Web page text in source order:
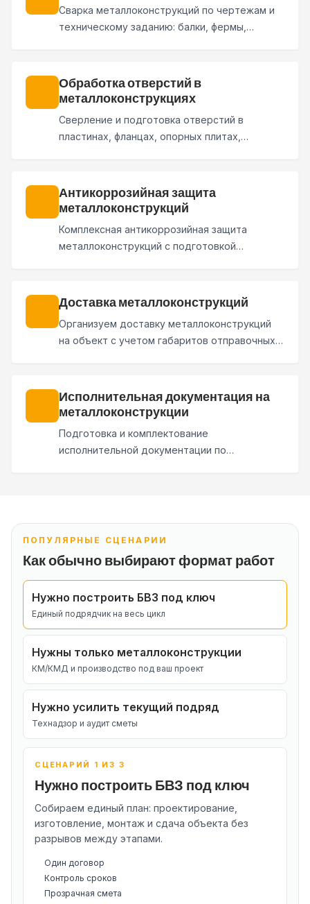
Сварка металлоконструкций по чертежам и
техническому заданию: балки, фермы,
выполняются как отдельный этап или в
составе полного производственного цикла.
Обработка отверстий в
металлоконструкциях
Сверление и подготовка отверстий в
пластинах, фланцах, опорных плитах,
Антикоррозийная защита
металлоконструкций
Комплексная антикоррозийная защита
металлоконструкций с подготовкой
подбирается под условия эксплуатации и
требования проекта.
Доставка металлоконструкций
Организуем доставку металлоконструкций
на объект с учетом габаритов отправочных
Исполнительная документация на
металлоконструкции
Подготовка и комплектование
исполнительной документации по
ПОПУЛЯРНЫЕ СЦЕНАРИИ
Как обычно выбирают формат работ
Нужно построить БВЗ под ключ
Единый подрядчик на весь цикл
Нужны только металлоконструкции
КМ/КМД и производство под ваш проект
Нужно усилить текущий подряд
Технадзор и аудит сметы
СЦЕНАРИЙ 1 ИЗ 3
Нужно построить БВЗ под ключ
Собираем единый план: проектирование,
изготовление, монтаж и сдача объекта без
разрывов между этапами.
Один договор
Контроль сроков
Прозрачная смета